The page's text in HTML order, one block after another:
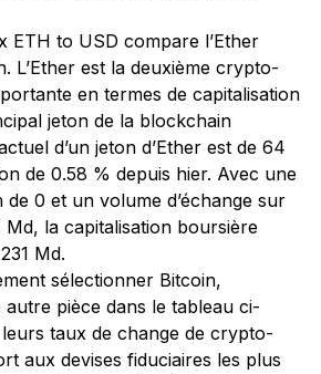
ETH to USD compare l’Ether
L’Ether est la deuxième crypto-
en termes de capitalisation
jeton de la blockchain
d’un jeton d’Ether est de 64
de 0.58 % depuis hier. Avec une
0 et un volume d’échange sur
la capitalisation boursière
Md.
sélectionner Bitcoin,
pièce dans le tableau ci-
taux de change de crypto-
aux devises fiduciaires les plus